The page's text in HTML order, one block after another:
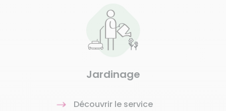
Jardinage
Découvrir le service